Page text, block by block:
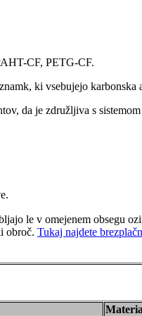
CF, PETG-CF.
ki vsebujejo karbonska
da je združljiva s
le v omejenem obsegu
obroč. Tukaj najdete